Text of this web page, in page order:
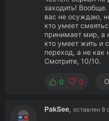
заходить!
вас не осуждаю,
кто умеет
принимает мир, а
кто умеет жить и
переход, а не как
Смотрите, 10/10.
0 0
PakSee, оставлен 8